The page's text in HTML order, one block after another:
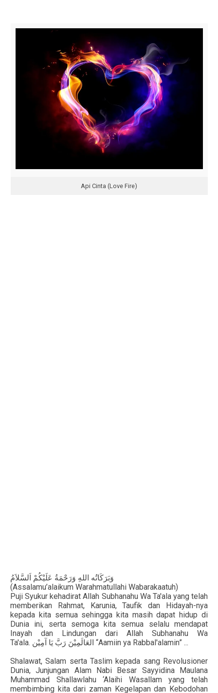
Api Cinta (Love Fire)
اَلسَّلاَمُ عَلَيْكُمْ وَرَحْمَةُ اللهِ وَبَرَكَاتُه
(Assalamu’alaikum Warahmatullahi Wabarakaatuh)
Puji Syukur kehadirat Allah Subhanahu Wa Ta'ala yang telah
memberikan Rahmat, Karunia, Taufik dan Hidayah-nya
kepada kita semua sehingga kita masih dapat hidup di
Dunia ini, serta semoga kita semua selalu mendapat
Inayah dan Lindungan dari Allah Subhanahu Wa
Ta'ala. آمِيْن يَا رَبَّ العَالَمِيْنَ “Aamiin ya Rabbal'alamin” ...
Shalawat, Salam serta Taslim kepada sang Revolusioner
Dunia, Junjungan Alam Nabi Besar Sayyidina Maulana
Muhammad Shallawlahu ‘Alaihi Wasallam yang telah
membimbing kita dari zaman Kegelapan dan Kebodohan